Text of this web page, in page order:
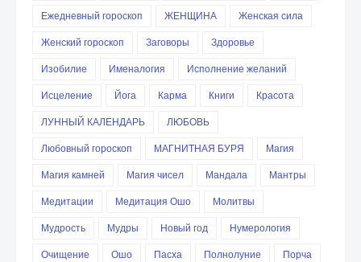
Ежедневный гороскоп
ЖЕНЩИНА
Женская сила
Женский гороскоп
Заговоры
Здоровье
Изобилие
Именалогия
Исполнение желаний
Исцеление
Йога Карма Книги
Красота
ЛУННЫЙ КАЛЕНДАРЬ
ЛЮБОВЬ
Любовный гороскоп
МАГНИТНАЯ БУРЯ
Магия
Магия камней
Магия чисел Мандала
Мантры
Медитации
Медитация Ошо
Молитвы
Мудрость
Мудры Новый год
Нумерология
Очищение
Ошо Пасха Полнолуние
Порча